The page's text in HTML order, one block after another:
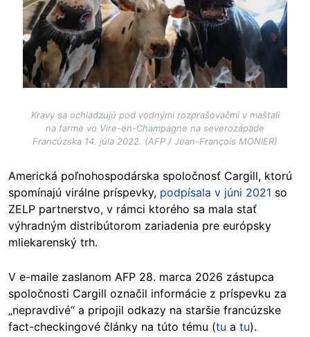
Kravy sa ochladzujú pod vodnými rozprašovačmi v maštali
na farme vo Vire-en-Champagne na severozápade
Francúzska 14. júla 2022. (AFP / Jean-François MONIER)
Americká poľnohospodárska spoločnosť Cargill, ktorú
spomínajú virálne príspevky, podpísala v júni 2021 so
ZELP partnerstvo, v rámci ktorého sa mala stať
výhradným distribútorom zariadenia pre európsky
mliekarenský trh.
V e-maile zaslanom AFP 28. marca 2026 zástupca
spoločnosti Cargill označil informácie z príspevku za
„nepravdivé“ a pripojil odkazy na staršie francúzske
fact-checkingové články na túto tému (tu a tu).